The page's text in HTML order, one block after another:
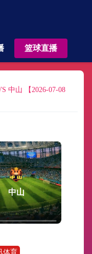
篮球直播
中山 【2026-07-08
中山
体育